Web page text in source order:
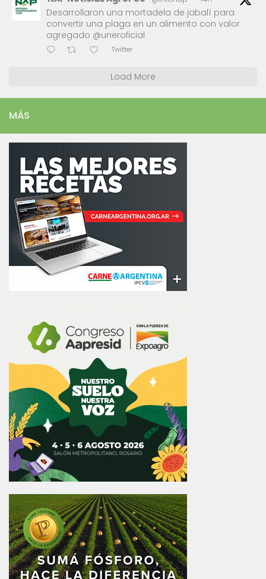
Desarrollaron una mortadela de jabalí para
convertir una plaga en un alimento con valor
agregado @uneroficial
Twitter
Load More
MÁS